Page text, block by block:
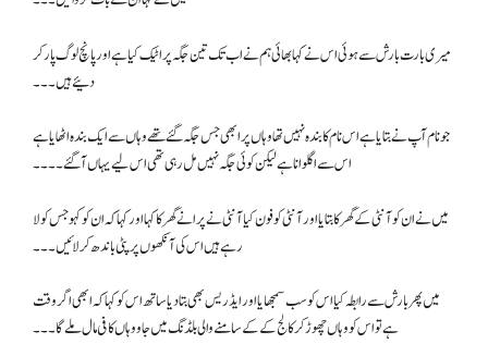
میری بارت بارش سے ہوئی اس نے کہا بھائی ہم نے اب تک تین جگہ پر اٹیک کیا ہے اور پانچ لوگ پار کر
دئیے ہیں۔۔۔
جو نام آپ نے بتایا ہے اس نام کا بندہ نہیں تھا وہاں پر ابھی جس جگہ گئے تھے وہاں سے ایک بندہ اٹھایا ہے
اس سے اگلوانا ہے لیکن کوئی جگہ نہیں مل رہی تھی اس لیے یہاں آ گئے۔۔۔۔
میں نے ان کو آنٹی کے گھر کا بتایا اور آنٹی کو فون کیا آنٹی نے پرانے گھر کا کہا اور کہا کہ ان کو کہو جس کو لا
رہے ہیں اس کی آنکھوں پر پٹی باندھ کر لائیں۔۔۔
میں پھر بارش سے رابطہ کیا اس کو سب سمجھایا اور ایڈریس بھی بتا دیا ساتھ اس کو کہا کہ ابھی اگر وقت
ہے تو اس کو وہاں چھوڑ کر کالج کے کے سامنے والی بلڈنگ میں جاو وہاں کافی مال ملے گا۔۔۔